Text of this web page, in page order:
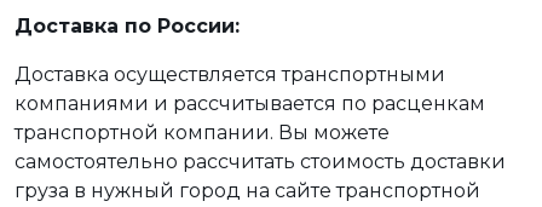
Доставка по России:
Доставка осуществляется транспортными
компаниями и рассчитывается по расценкам
транспортной компании. Вы можете
самостоятельно рассчитать стоимость доставки
груза в нужный город на сайте транспортной